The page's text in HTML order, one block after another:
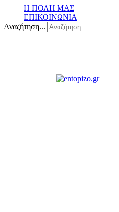
Η ΠΟΛΗ ΜΑΣ
ΕΠΙΚΟΙΝΩΝΙΑ
Αναζήτηση...